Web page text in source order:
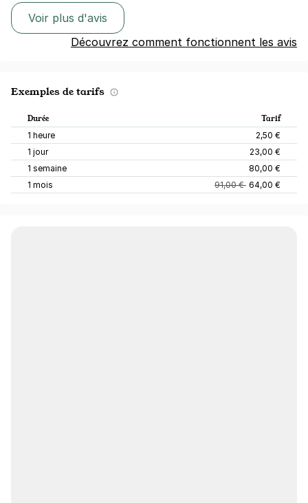
Voir plus d'avis
Découvrez comment fonctionnent les avis
Exemples de tarifs
Durée Tarif
1 heure
2,50 €
1 jour
23,00 €
1 semaine
80,00 €
1 mois
91,00 € 64,00 €